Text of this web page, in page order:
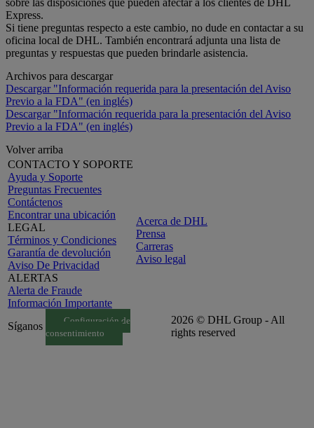
Express.
Si tiene preguntas respecto a este cambio, no dude en contactar a su
oficina local de DHL. También encontrará adjunta una lista de
preguntas y respuestas que pueden brindarle asistencia.
Archivos para descargar
Descargar "Información requerida para la presentación del Aviso
Previo a la FDA" (en inglés)
Descargar "Información requerida para la presentación del Aviso
Previo a la FDA" (en inglés)
Volver arriba
CONTACTO Y SOPORTE
Ayuda y Soporte
Preguntas Frecuentes
Contáctenos
Encontrar una ubicación
LEGAL
Términos y Condiciones
Garantía de devolución
Aviso De Privacidad
ALERTAS
Alerta de Fraude
Información Importante
Acerca de DHL
Prensa
Carreras
Aviso legal
Síganos
Configuración de
consentimiento
2026 © DHL Group - All
rights reserved